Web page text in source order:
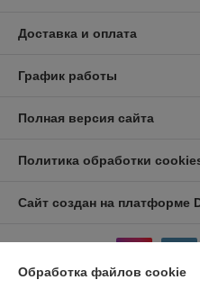
Доставка и оплата
График работы
Полная версия сайта
Политика обработки
Сайт создан на платформе
Обработка файлов cookie